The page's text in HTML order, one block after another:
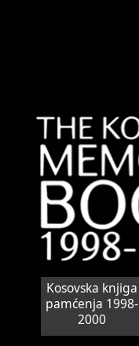
Kosovska knjiga
pamćenja 1998-
2000